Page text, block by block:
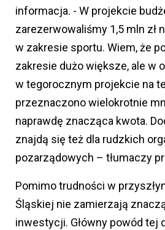
informacja. - W projekcie
zarezerwowaliśmy 1,5 mln zł
w zakresie sportu. Wiem, że
zakresie dużo większe, ale w
w tegorocznym projekcie na
przeznaczono wielokrotnie
naprawdę znacząca kwota.
znajdą się też dla rudzkich
pozarządowych – tłumaczy
Pomimo trudności w
Śląskiej nie zamierzają
inwestycji. Główny powód tej